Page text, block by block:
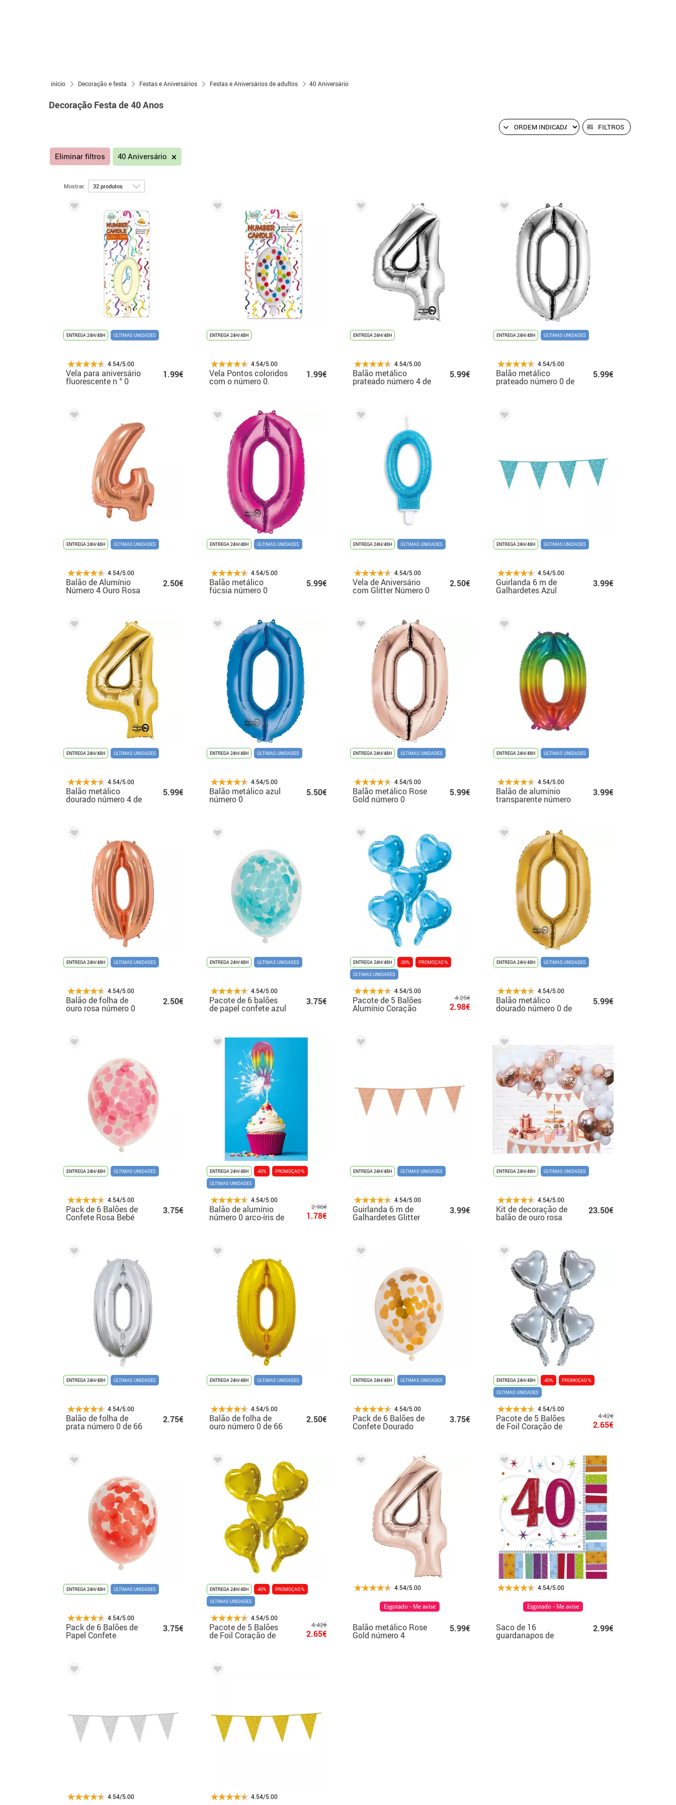
início Decoração e festa Festas e Aniversários Festas e Aniversários de adultos 40 Aniversário
Decoração Festa de 40 Anos
FILTROS
Eliminar filtros 40 Aniversário
Mostrar:
ENTREGA 24H/48H ÚLTIMAS UNIDADES
4.54/5.00
Vela para aniversário
fluorescente n ° 0
1.99€
ENTREGA 24H/48H
4.54/5.00
Vela Pontos coloridos
com o número 0.
1.99€
ENTREGA 24H/48H
4.54/5.00
Balão metálico
prateado número 4 de
60x91 cm
5.99€
ENTREGA 24H/48H ÚLTIMAS UNIDADES
4.54/5.00
Balão metálico
prateado número 0 de
63x88 cm
5.99€
ENTREGA 24H/48H ÚLTIMAS UNIDADES
4.54/5.00
Balão de Alumínio
Número 4 Ouro Rosa
2.50€
ENTREGA 24H/48H ÚLTIMAS UNIDADES
4.54/5.00
Balão metálico
fúcsia número 0
5.99€
ENTREGA 24H/48H ÚLTIMAS UNIDADES
4.54/5.00
Vela de Aniversário
com Glitter Número 0
2.50€
ENTREGA 24H/48H ÚLTIMAS UNIDADES
4.54/5.00
Guirlanda 6 m de
Galhardetes Azul
3.99€
ENTREGA 24H/48H ÚLTIMAS UNIDADES
4.54/5.00
Balão metálico
dourado número 4 de
5.99€
ENTREGA 24H/48H ÚLTIMAS UNIDADES
4.54/5.00
Balão metálico azul
número 0
5.50€
ENTREGA 24H/48H ÚLTIMAS UNIDADES
4.54/5.00
Balão metálico Rose
Gold número 0
5.99€
ENTREGA 24H/48H ÚLTIMAS UNIDADES
4.54/5.00
Balão de alumínio
transparente número
0 arco-íris de 75 cm
3.99€
ENTREGA 24H/48H ÚLTIMAS UNIDADES
4.54/5.00
Balão de folha de
ouro rosa número 0
2.50€
ENTREGA 24H/48H ÚLTIMAS UNIDADES
4.54/5.00
Pacote de 6 balões
de papel confete azul
bebê 30 cm
3.75€
ENTREGA 24H/48H -30%
PROMOÇAO %
ÚLTIMAS UNIDADES
4.54/5.00
Pacote de 5 Balões
Alumínio Coração
Azul Bebê 23 cm
4.25€
2.98€
ENTREGA 24H/48H ÚLTIMAS UNIDADES
4.54/5.00
Balão metálico
dourado número 0 de
5.99€
ENTREGA 24H/48H ÚLTIMAS UNIDADES
4.54/5.00
Pack de 6 Balões de
Confete Rosa Bebé
3.75€
ENTREGA 24H/48H -40%
PROMOÇAO %
ÚLTIMAS UNIDADES
4.54/5.00
Balão de alumínio
número 0 arco-íris de
2.96€
1.78€
ENTREGA 24H/48H ÚLTIMAS UNIDADES
4.54/5.00
Guirlanda 6 m de
Galhardetes Glitter
3.99€
ENTREGA 24H/48H ÚLTIMAS UNIDADES
4.54/5.00
Kit de decoração de
balão de ouro rosa
23.50€
ENTREGA 24H/48H ÚLTIMAS UNIDADES
4.54/5.00
Balão de folha de
prata número 0 de 66
cm
2.75€
ENTREGA 24H/48H ÚLTIMAS UNIDADES
4.54/5.00
Balão de folha de
ouro número 0 de 66
2.50€
ENTREGA 24H/48H ÚLTIMAS UNIDADES
4.54/5.00
Pack de 6 Balões de
Confete Dourado
3.75€
ENTREGA 24H/48H -40%
PROMOÇAO %
ÚLTIMAS UNIDADES
4.54/5.00
Pacote de 5 Balões
de Foil Coração de
Prata 23 cm
4.42€
2.65€
ENTREGA 24H/48H ÚLTIMAS UNIDADES
4.54/5.00
Pack de 6 Balões de
Papel Confete
Vermelho 30 cm
3.75€
ENTREGA 24H/48H -40%
PROMOÇAO %
ÚLTIMAS UNIDADES
4.54/5.00
Pacote de 5 Balões
de Foil Coração de
4.42€
2.65€
4.54/5.00
Balão metálico Rose
Gold número 4
5.99€
Esgotado - Me avise
4.54/5.00
Saco de 16
guardanapos de
aniversário com o
2.99€
Esgotado - Me avise
4.54/5.00 4.54/5.00